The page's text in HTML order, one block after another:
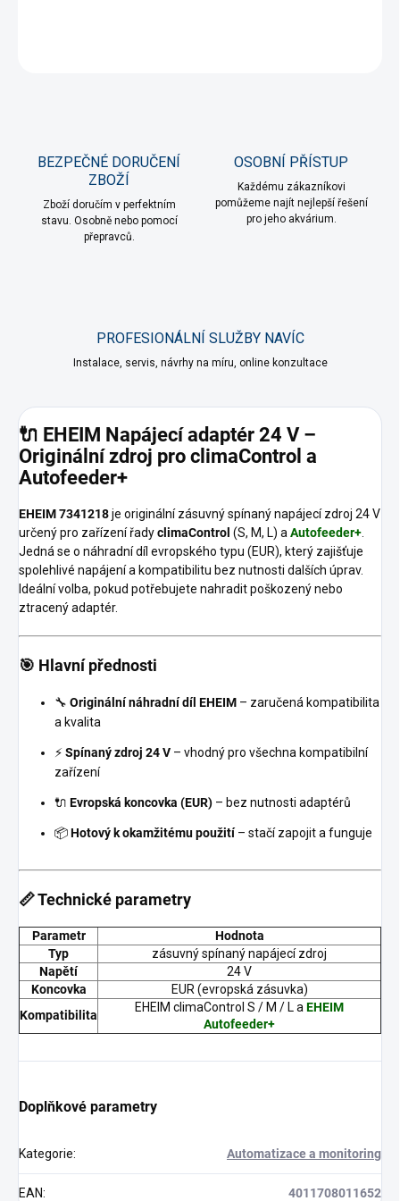
BEZPEČNÉ DORUČENÍ
ZBOŽÍ
Zboží doručím v perfektním
stavu. Osobně nebo pomocí
přepravců.
OSOBNÍ PŘÍSTUP
Každému zákazníkovi
pomůžeme najít nejlepší řešení
pro jeho akvárium.
PROFESIONÁLNÍ SLUŽBY NAVÍC
Instalace, servis, návrhy na míru, online konzultace
🔌 EHEIM Napájecí adaptér 24 V –
Originální zdroj pro climaControl a
Autofeeder+
EHEIM 7341218je originální zásuvný spínaný napájecí zdroj 24 V
určený pro zařízení řadyclimaControl (S, M, L) a Autofeeder+
Jedná se o náhradní díl evropského typu (EUR), který zajišťuje
spolehlivé napájení a kompatibilitu bez nutnosti dalších úprav.
Ideální volba, pokud potřebujete nahradit poškozený nebo
ztracený adaptér.
🎯 Hlavní přednosti
🔧 Originální náhradní díl EHEIM – zaručená kompatibilita
a kvalita
⚡Spínaný zdroj 24 V – vhodný pro všechna kompatibilní
zařízení
🔌 Evropská koncovka (EUR) – bez nutnosti adaptérů
📦Hotový k okamžitému použití– stačí zapojit a funguje
📏 Technické parametry
Parametr
Hodnota
Typ
zásuvný spínaný napájecí zdroj
Napětí
24 V
Koncovka
EUR (evropská zásuvka)
Kompatibilita
EHEIM climaControl S / M / L a EHEIM
Autofeeder+
Doplňkové parametry
Kategorie: Automatizace a monitoring
EAN: 4011708011652